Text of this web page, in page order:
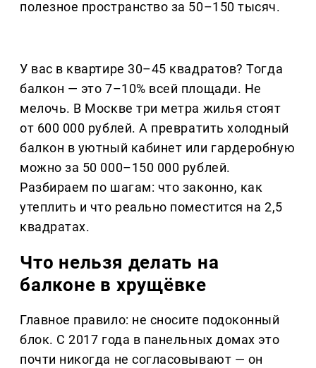
полезное пространство за 50–150 тысяч.
У вас в квартире 30–45 квадратов? Тогда
балкон — это 7–10% всей площади. Не
мелочь. В Москве три метра жилья стоят
от 600 000 рублей. А превратить холодный
балкон в уютный кабинет или гардеробную
можно за 50 000–150 000 рублей.
Разбираем по шагам: что законно, как
утеплить и что реально поместится на 2,5
квадратах.
Что нельзя делать на
балконе в хрущёвке
Главное правило: не сносите подоконный
блок. С 2017 года в панельных домах это
почти никогда не согласовывают — он